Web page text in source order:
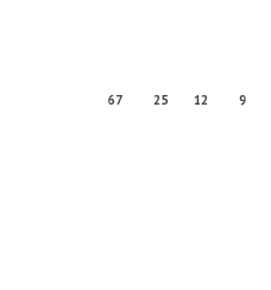
67 25 12 9